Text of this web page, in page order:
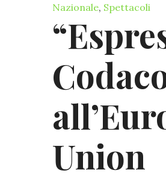
Nazionale, Spettacoli
Union